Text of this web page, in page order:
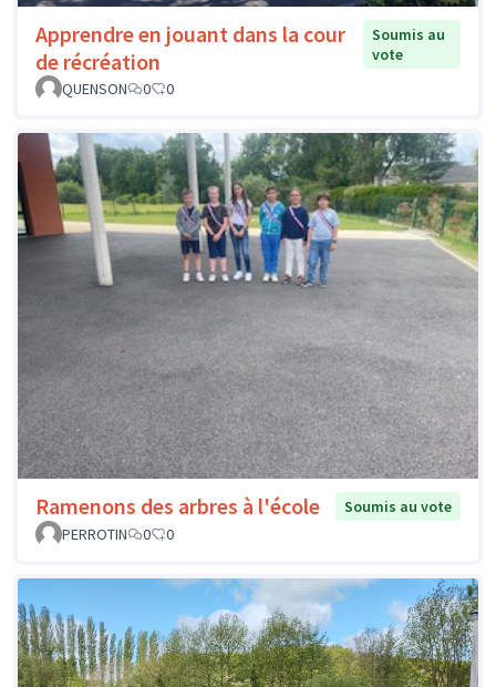
Apprendre en jouant dans la cour
de récréation
Soumis au
vote
QUENSON
0 0
Ramenons des arbres à l'école
Soumis au vote
PERROTIN
0 0